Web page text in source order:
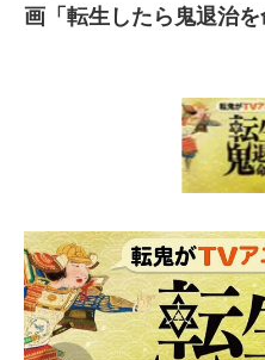
画「転生したら鬼退治を